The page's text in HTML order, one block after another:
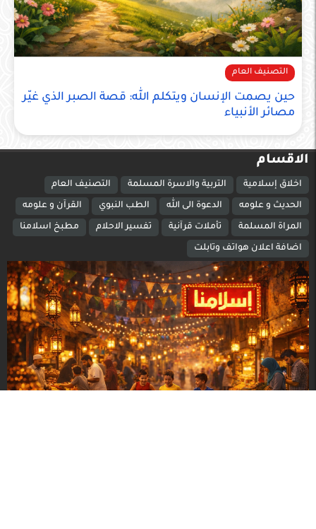
التصنيف العام
حين يصمت الإنسان ويتكلم الله: قصة الصبر الذي غيّر
مصائر الأنبياء
الاقسام
اخلاق إسلامية التربية والاسرة المسلمة التصنيف العام
الحديث و علومه الدعوة الى الله الطب النبوي القرآن و علومه
المراة المسلمة تأملات قرآنية تفسير الاحلام مطبخ اسلامنا
اضافة اعلان هواتف وتابلت